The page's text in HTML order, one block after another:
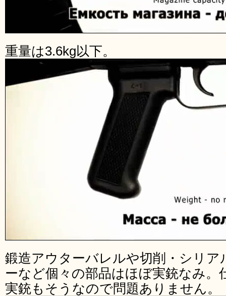
重量は3.6kg以下。
鍛造アウターバレルや切削・シリ
ーなど個々の部品はほぼ実銃なみ。
実銃もそうなので問題ありません。